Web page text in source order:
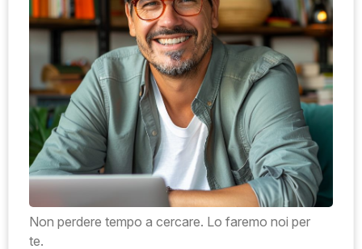
Non perdere tempo a cercare. Lo faremo noi per
te.